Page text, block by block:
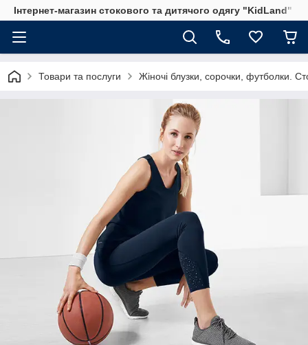
Інтернет-магазин стокового та дитячого одягу "KidLand"
Товари та послуги Жіночі блузки, сорочки, футболки.